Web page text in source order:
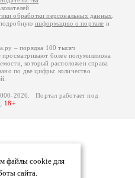
файлы cookie для
сайта.
обработки персональных данных
информацию о портале и
– порядка 100 тысяч
более полумиллиона
который расположен справа
по две цифры: количество
2026. Портал работает под
. 18+